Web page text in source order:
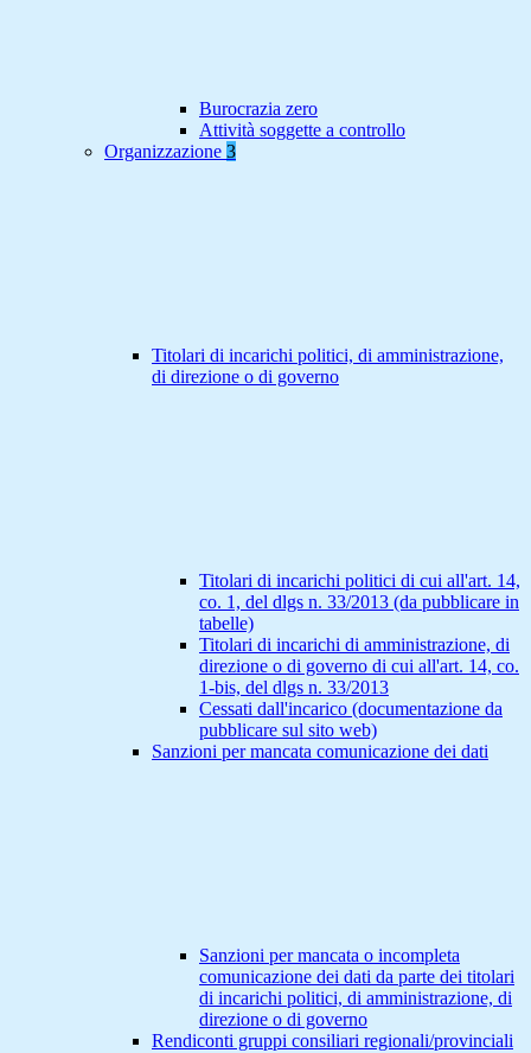
Burocrazia zero
Attività soggette a controllo
Organizzazione 3
Titolari di incarichi politici, di amministrazione,
di direzione o di governo
Titolari di incarichi politici di cui all'art. 14,
co. 1, del dlgs n. 33/2013 (da pubblicare in
tabelle)
Titolari di incarichi di amministrazione, di
direzione o di governo di cui all'art. 14, co.
1-bis, del dlgs n. 33/2013
Cessati dall'incarico (documentazione da
pubblicare sul sito web)
Sanzioni per mancata comunicazione dei dati
Sanzioni per mancata o incompleta
comunicazione dei dati da parte dei titolari
di incarichi politici, di amministrazione, di
direzione o di governo
Rendiconti gruppi consiliari regionali/provinciali